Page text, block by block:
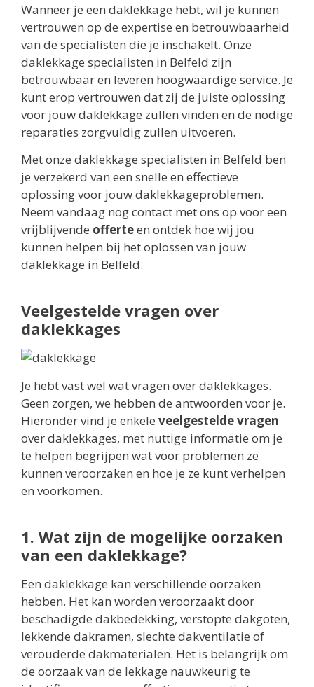
Wanneer je een daklekkage hebt, wil je kunnen
vertrouwen op de expertise en betrouwbaarheid
van de specialisten die je inschakelt. Onze
daklekkage specialisten in Belfeld zijn
betrouwbaar en leveren hoogwaardige service. Je
kunt erop vertrouwen dat zij de juiste oplossing
voor jouw daklekkage zullen vinden en de nodige
reparaties zorgvuldig zullen uitvoeren.
Met onze daklekkage specialisten in Belfeld ben
je verzekerd van een snelle en effectieve
oplossing voor jouw daklekkageproblemen.
Neem vandaag nog contact met ons op voor een
vrijblijvende offerteen ontdek hoe wij jou
kunnen helpen bij het oplossen van jouw
daklekkage in Belfeld.
Veelgestelde vragen over
daklekkages
Je hebt vast wel wat vragen over daklekkages.
Geen zorgen, we hebben de antwoorden voor je.
Hieronder vind je enkele veelgestelde vragen
over daklekkages, met nuttige informatie om je
te helpen begrijpen wat voor problemen ze
kunnen veroorzaken en hoe je ze kunt verhelpen
en voorkomen.
1. Wat zijn de mogelijke oorzaken
van een daklekkage?
Een daklekkage kan verschillende oorzaken
hebben. Het kan worden veroorzaakt door
beschadigde dakbedekking, verstopte dakgoten,
lekkende dakramen, slechte dakventilatie of
verouderde dakmaterialen. Het is belangrijk om
de oorzaak van de lekkage nauwkeurig te